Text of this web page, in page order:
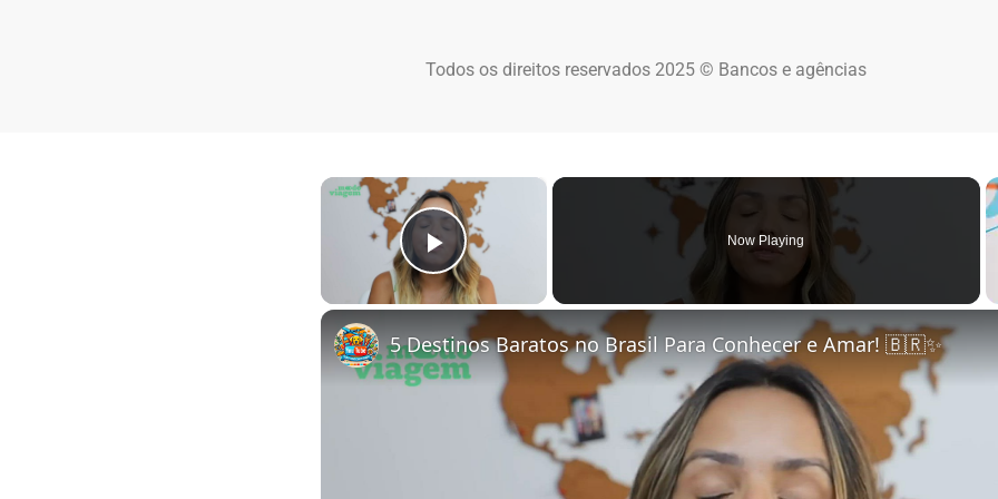
Todos os direitos reservados 2025 © Bancos e agências
×
Play Video
Now Playing
5 Destinos Baratos no Brasil Para Conhecer e Amar! 🇧🇷✨